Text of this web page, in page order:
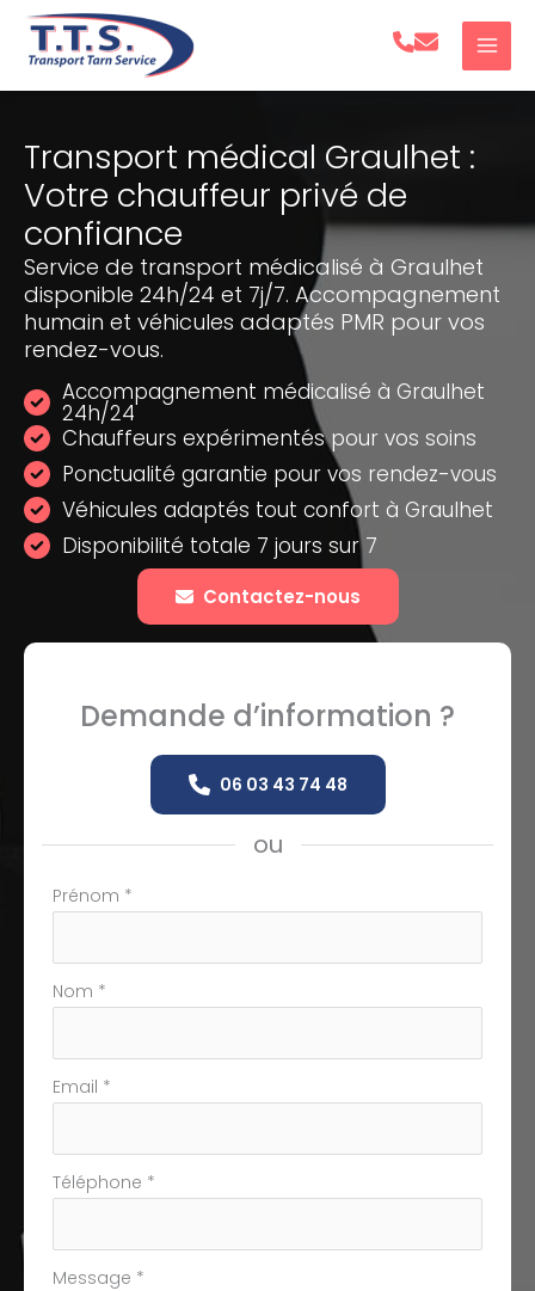
Aller
Transport médical Graulhet :
Votre chauffeur privé de
confiance
Service de transport médicalisé à Graulhet
disponible 24h/24 et 7j/7. Accompagnement
humain et véhicules adaptés PMR pour vos
rendez-vous.
Accompagnement médicalisé à Graulhet
24h/24
Chauffeurs expérimentés pour vos soins
Ponctualité garantie pour vos rendez-vous
Véhicules adaptés tout confort à Graulhet
Disponibilité totale 7 jours sur 7
Contactez-nous
Demande d’information ?
06 03 43 74 48
ou
Formulaire
téléphone
Prénom *
Nom *
Email *
Téléphone *
Message *